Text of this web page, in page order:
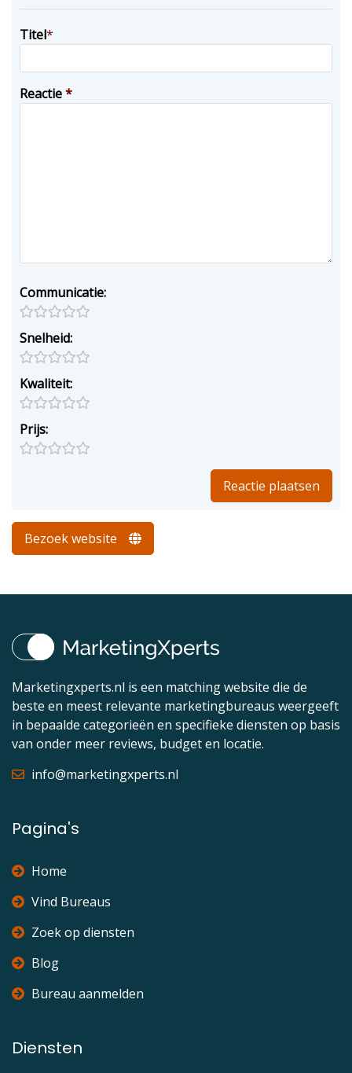
Titel*
Reactie*
Communicatie:
Snelheid:
Kwaliteit:
Prijs:
Bezoek website
Marketingxperts.nl is een matching website die de
beste en meest relevante marketingbureaus weergeeft
in bepaalde categorieën en specifieke diensten op basis
van onder meer reviews, budget en locatie.
info@marketingxperts.nl
Pagina's
Home
Vind Bureaus
Zoek op diensten
Blog
Bureau aanmelden
Diensten